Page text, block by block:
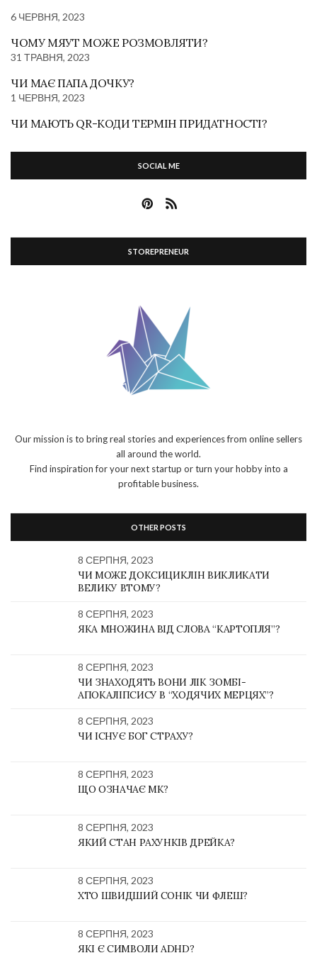
6 ЧЕРВНЯ, 2023
ЧОМУ МЯУТ МОЖЕ РОЗМОВЛЯТИ?
31 ТРАВНЯ, 2023
ЧИ МАЄ ПАПА ДОЧКУ?
1 ЧЕРВНЯ, 2023
ЧИ МАЮТЬ QR-КОДИ ТЕРМІН ПРИДАТНОСТІ?
SOCIAL ME
STOREPRENEUR
Our mission is to bring real stories and experiences from online sellers
all around the world.
Find inspiration for your next startup or turn your hobby into a
profitable business.
OTHER POSTS
8 СЕРПНЯ, 2023
ЧИ МОЖЕ ДОКСИЦИКЛІН ВИКЛИКАТИ
ВЕЛИКУ ВТОМУ?
8 СЕРПНЯ, 2023
ЯКА МНОЖИНА ВІД СЛОВА “КАРТОПЛЯ”?
8 СЕРПНЯ, 2023
ЧИ ЗНАХОДЯТЬ ВОНИ ЛІК ЗОМБІ-
АПОКАЛІПСИСУ В “ХОДЯЧИХ МЕРЦЯХ”?
8 СЕРПНЯ, 2023
ЧИ ІСНУЄ БОГ СТРАХУ?
8 СЕРПНЯ, 2023
ЩО ОЗНАЧАЄ MK?
8 СЕРПНЯ, 2023
ЯКИЙ СТАН РАХУНКІВ ДРЕЙКА?
8 СЕРПНЯ, 2023
ХТО ШВИДШИЙ СОНІК ЧИ ФЛЕШ?
8 СЕРПНЯ, 2023
ЯКІ Є СИМВОЛИ ADHD?